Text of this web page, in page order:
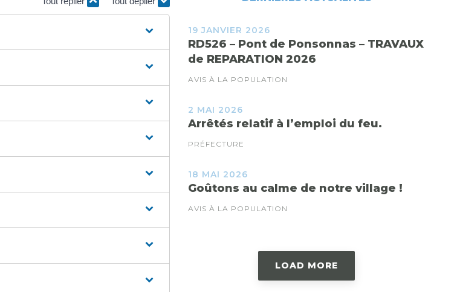
19 JANVIER 2026
RD526 – Pont de Ponsonnas – TRAVAUX
de REPARATION 2026
AVIS À LA POPULATION
2 MAI 2026
Arrêtés relatif à l’emploi du feu.
PRÉFECTURE
18 MAI 2026
Goûtons au calme de notre village !
AVIS À LA POPULATION
LOAD MORE